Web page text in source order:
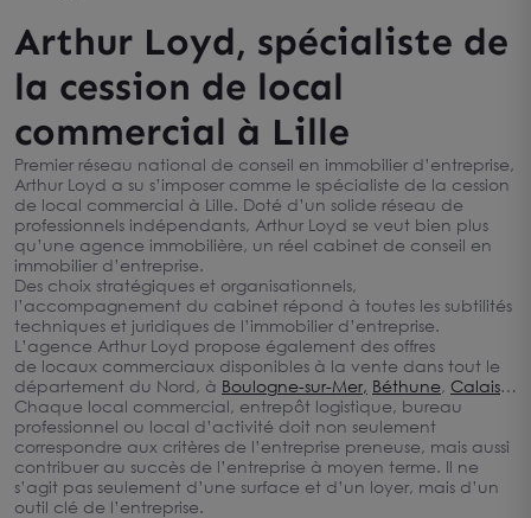
Arthur Loyd, spécialiste de
la cession de local
commercial à Lille
Premier réseau national de conseil en immobilier d’entreprise,
Arthur Loyd a su s’imposer comme le spécialiste de la cession
de local commercial à Lille. Doté d’un solide réseau de
professionnels indépendants, Arthur Loyd se veut bien plus
qu’une agence immobilière, un réel cabinet de conseil en
immobilier d’entreprise.
Des choix stratégiques et organisationnels,
l’accompagnement du cabinet répond à toutes les subtilités
techniques et juridiques de l’immobilier d’entreprise.
L’agence Arthur Loyd propose également des offres
de locaux commerciaux disponibles à la vente dans tout le
département du Nord, à Boulogne-sur-Mer, Béthune, Calais…
Chaque local commercial, entrepôt logistique, bureau
professionnel ou local d’activité doit non seulement
correspondre aux critères de l’entreprise preneuse, mais aussi
contribuer au succès de l’entreprise à moyen terme. Il ne
s’agit pas seulement d’une surface et d’un loyer, mais d’un
outil clé de l’entreprise.